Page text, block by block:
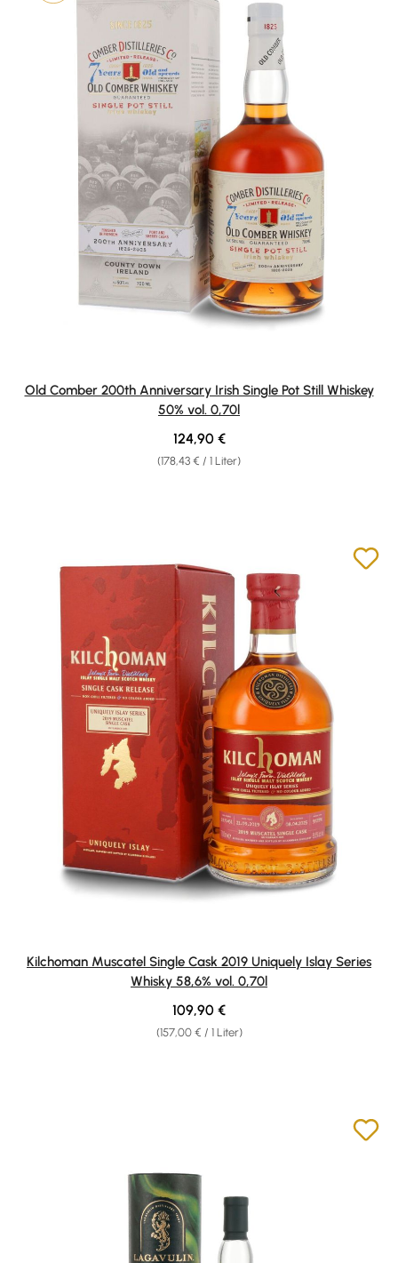
Old Comber 200th Anniversary Irish Single Pot Still Whiskey
50% vol. 0,70l
(178,43 € / 1 Liter)
Regulärer Preis:
124,90 €
Kilchoman Muscatel Single Cask 2019 Uniquely Islay Series
Whisky 58,6% vol. 0,70l
(157,00 € / 1 Liter)
Regulärer Preis:
109,90 €